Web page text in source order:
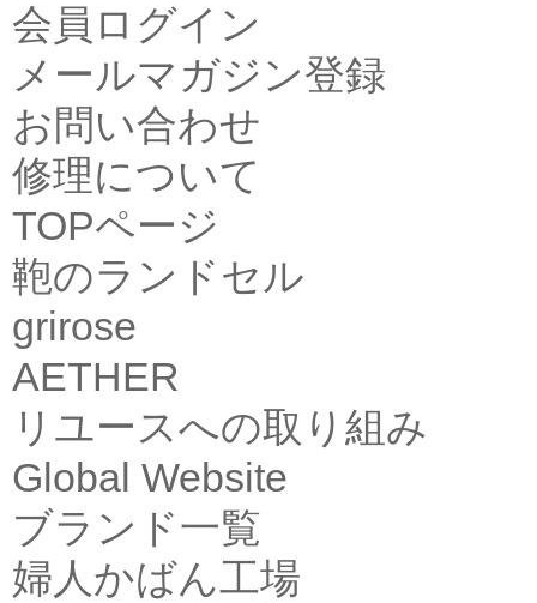
会員ログイン
メールマガジン登録
お問い合わせ
修理について
TOPページ
鞄のランドセル
grirose
AETHER
リユースへの取り組み
Global Website
ブランド一覧
婦人かばん工場